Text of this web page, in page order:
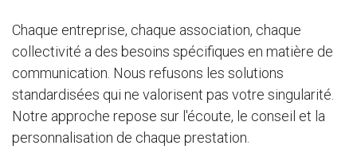
Chaque entreprise, chaque association, chaque
collectivité a des besoins spécifiques en matière de
communication. Nous refusons les solutions
standardisées qui ne valorisent pas votre singularité.
Notre approche repose sur l'écoute, le conseil et la
personnalisation de chaque prestation.